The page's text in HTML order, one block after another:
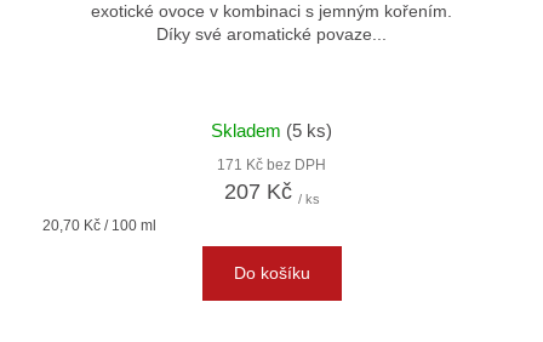
exotické ovoce v kombinaci s jemným kořením.
Díky své aromatické povaze...
Skladem (5 ks)
171 Kč bez DPH
207 Kč / ks
Měrná
20,70 Kč / 100 ml
Do košíku